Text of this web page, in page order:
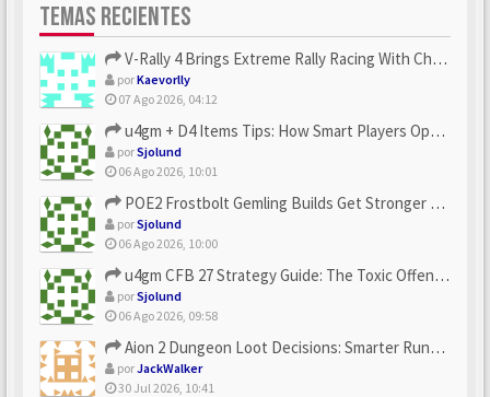
TEMAS RECIENTES
V-Rally 4 Brings Extreme Rally Racing With Challenging Track...
porKaevorlly
07 Ago 2026, 04:12
u4gm + D4 Items Tips: How Smart Players Optimize Gear, Build...
porSjolund
06 Ago 2026, 10:01
POE2 Frostbolt Gemling Builds Get Stronger With u4gm’s Ice C...
porSjolund
06 Ago 2026, 10:00
u4gm CFB 27 Strategy Guide: The Toxic Offensive Scheme Your ...
porSjolund
06 Ago 2026, 09:58
Aion 2 Dungeon Loot Decisions: Smarter Runs With U4N
porJackWalker
30 Jul 2026, 10:41